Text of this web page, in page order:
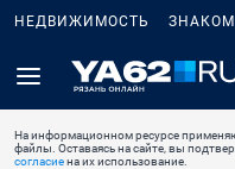
НЕДВИЖИМОСТЬ
На информационном ресурсе
файлы. Оставаясь на сайте, вы
согласиена их использование.